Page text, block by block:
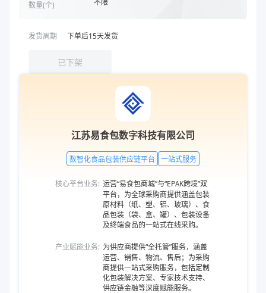
数量(个)
发货周期 下单后15天发货
已下架
江苏易食包数字科技有限公司
数智化食品包装供应链平台 一站式服务
核心平台业务: 运营“易食包商城”与“EPAK跨境”双
平台，为全球采购商提供涵盖包装
原材料（纸、塑、铝、玻璃）、食
品包装（袋、盒、罐）、包装设备
及终端食品的一站式在线采购。
产业赋能业务: 为供应商提供“全托管”服务，涵盖
运营、销售、物流、售后；为采购
商提供一站式采购服务，包括定制
化包装解决方案、专家技术支持、
供应链金融等深度赋能服务。